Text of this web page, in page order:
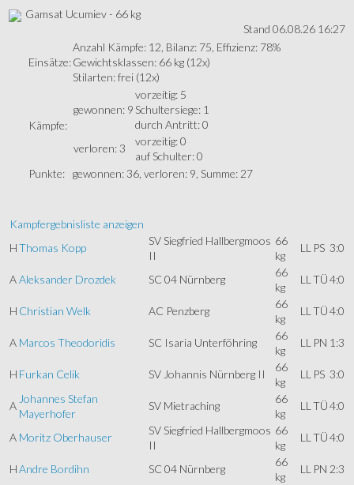
Gamsat Ucumiev - 66 kg
Stand 06.08.26 16:27
Einsätze:
Anzahl Kämpfe: 12, Bilanz: 75, Effizienz: 78%
Gewichtsklassen: 66 kg (12x)
Stilarten: frei (12x)
Kämpfe:
gewonnen: 9
vorzeitig: 5
Schultersiege: 1
durch Antritt: 0
verloren: 3
vorzeitig: 0
auf Schulter: 0
Punkte: gewonnen: 36, verloren: 9, Summe: 27
Kampfergebnisliste anzeigen
HThomas Kopp
SV Siegfried Hallbergmoos
II
66
kg
LL PS 3:0
AAleksander Drozdek SC 04 Nürnberg
66
kg
LL TÜ4:0
H Christian Welk AC Penzberg
66
kg
LL TÜ4:0
A Marcos Theodoridis SC Isaria Unterföhring
66
kg
LL PN 1:3
H Furkan Celik SV Johannis Nürnberg II
66
kg
LL PS 3:0
A
Johannes Stefan
Mayerhofer
SV Mietraching
66
kg
LL TÜ4:0
A Moritz Oberhauser
SV Siegfried Hallbergmoos
II
66
kg
LL TÜ4:0
HAndre Bordihn SC 04 Nürnberg
66
kg
LL PN 2:3